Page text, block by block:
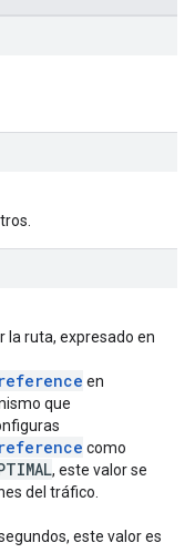
la ruta, expresado en
en
que
como
, este valor se
del tráfico.
este valor es